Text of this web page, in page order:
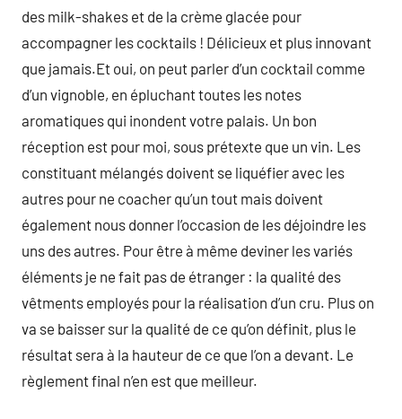
des milk-shakes et de la crème glacée pour
accompagner les cocktails ! Délicieux et plus innovant
que jamais.Et oui, on peut parler d’un cocktail comme
d’un vignoble, en épluchant toutes les notes
aromatiques qui inondent votre palais. Un bon
réception est pour moi, sous prétexte que un vin. Les
constituant mélangés doivent se liquéfier avec les
autres pour ne coacher qu’un tout mais doivent
également nous donner l’occasion de les déjoindre les
uns des autres. Pour être à même deviner les variés
éléments je ne fait pas de étranger : la qualité des
vêtments employés pour la réalisation d’un cru. Plus on
va se baisser sur la qualité de ce qu’on définit, plus le
résultat sera à la hauteur de ce que l’on a devant. Le
règlement final n’en est que meilleur.